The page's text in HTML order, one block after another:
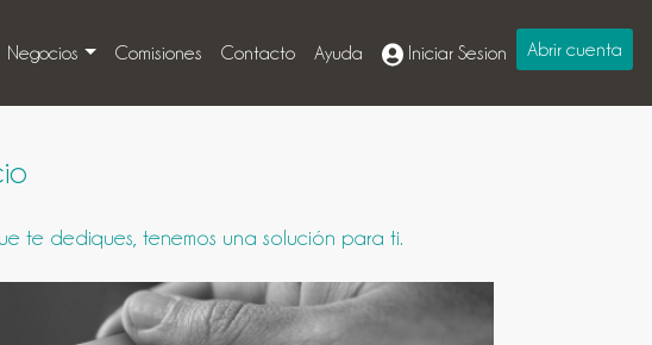
Negocios Comisiones Contacto Ayuda Iniciar Sesion Abrir cuenta
te dediques, tenemos una solución para ti.